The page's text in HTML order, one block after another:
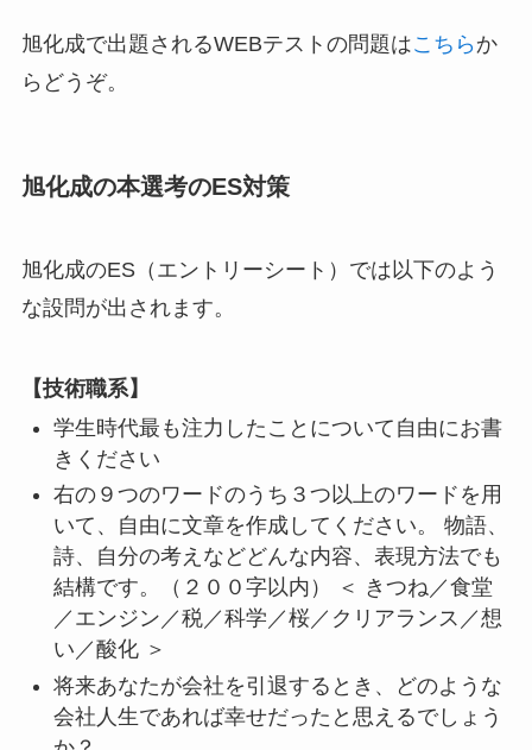
旭化成で出題されるWEBテストの問題はこちら か
らどうぞ。
旭化成の本選考のES対策
旭化成のES（エントリーシート）では以下のよう
な設問が出されます。
【技術職系】
学生時代最も注力したことについて自由にお書
きください
右の９つのワードのうち３つ以上のワードを用
いて、自由に文章を作成してください。 物語、
詩、自分の考えなどどんな内容、表現方法でも
結構です。（２００字以内） ＜ きつね／食堂
／エンジン／税／科学／桜／クリアランス／想
い／酸化 ＞
将来あなたが会社を引退するとき、どのような
会社人生であれば幸せだったと思えるでしょう